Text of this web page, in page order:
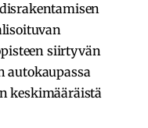
siirtyvän
autokaupassa
keskimääräistä